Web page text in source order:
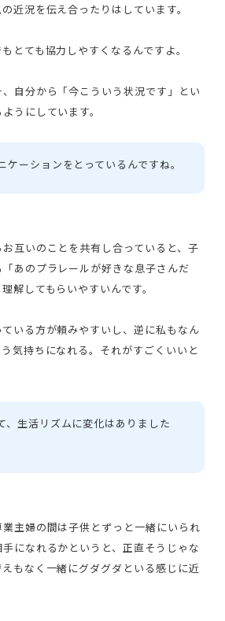
近況を伝え合ったりはしています。
とても協力しやすくなるんですよ。
自分から「今こういう状況です」とい
うにしています。
ケーションをとっているんですね。
互いのことを共有し合っていると、子
あのプラレールが好きな息子さんだ
解してもらいやすいんです。
いる方が頼みやすいし、逆に私もなん
気持ちになれる。それがすごくいいと
、生活リズムに変化はありました
主婦の間は子供とずっと一緒にいられ
になれるかというと、正直そうじゃな
もなく一緒にグダグダといる感じに近